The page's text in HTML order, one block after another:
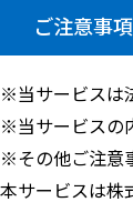
ご注意事項
※当サービスは
※当サービスの
※その他ご注意
本サービスは株